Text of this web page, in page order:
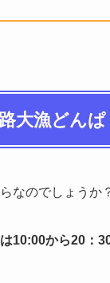
大漁どん
なのでしょうか
10:00から20：